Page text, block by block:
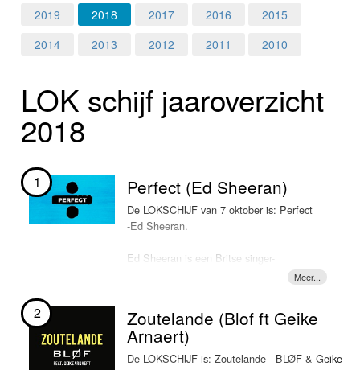
Home
Programma's
Nieuws
Foto's
Video
Webcam
2019
2018 2017 2016
2015
2014
2013 2012 2011 2010
LOK schijf jaar­over­zicht
2018
1 Perfect (Ed Sheeran)
De LOKSCHIJF van 7 oktober is: Perfect
-Ed Sheeran.
Ed Sheeran is een Britse singer-
songwriter ((Halifax, 17 februari 1991)
doorbreekt. Een paar maanden later
wordt de track ook in Nederland
opgepikt. Zijn debuutalbum "+"
2 Zoutelande (Blof ft Geike
Arnaert)
De LOKSCHIJF is: Zoutelande - BLØF & Geike